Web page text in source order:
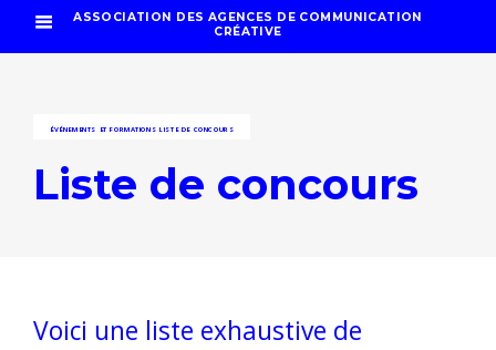
ASSOCIATION DES AGENCES DE COMMUNICATION
CRÉATIVE
ÉVÉNEMENTS ET FORMATIONS LISTE DE CONCOURS
Liste de concours
Voici une liste exhaustive de